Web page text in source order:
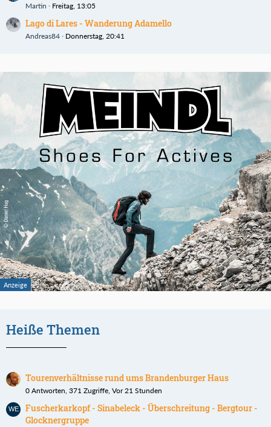
Martin Freitag, 13:05
Lago di Lares - Wanderung Adamello
Andreas84 Donnerstag, 20:41
Heiße Themen
Tourenverhältnisse rund ums Brandenburger Haus
0 Antworten, 371 Zugriffe, Vor 21 Stunden
Fuscherkarkopf - Sinabeleck - Überschreitung - Bergtour -
Glocknergruppe